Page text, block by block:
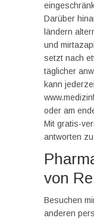
Darüber
ländern
und
setzt nach
täglicher
kann
oder am
Mit gratis-
antworten
von
Besuchen
anderen